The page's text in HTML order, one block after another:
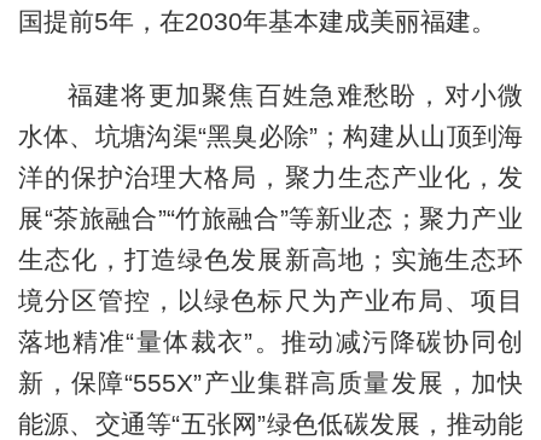
国提前5年，在2030年基本建成美丽福建。
福建将更加聚焦百姓急难愁盼，对小微
水体、坑塘沟渠“黑臭必除”；构建从山顶到海
洋的保护治理大格局，聚力生态产业化，发
展“茶旅融合”“竹旅融合”等新业态；聚力产业
生态化，打造绿色发展新高地；实施生态环
境分区管控，以绿色标尺为产业布局、项目
落地精准“量体裁衣”。推动减污降碳协同创
新，保障“555X”产业集群高质量发展，加快
能源、交通等“五张网”绿色低碳发展，推动能